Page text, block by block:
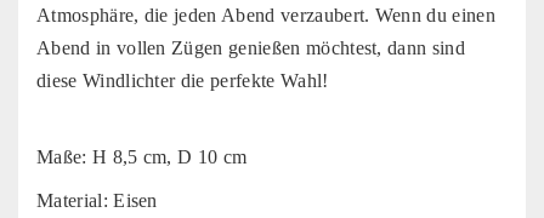
Atmosphäre, die jeden Abend verzaubert. Wenn du einen
Abend in vollen Zügen genießen möchtest, dann sind
diese Windlichter die perfekte Wahl!
Maße: H 8,5 cm, D 10 cm
Material: Eisen